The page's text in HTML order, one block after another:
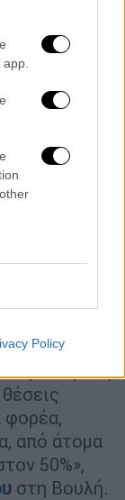
Policy
η
με
της Ε.Ε.
πράξη
ως
φορέα,
από άτομα
50%»,
στη Βουλή.